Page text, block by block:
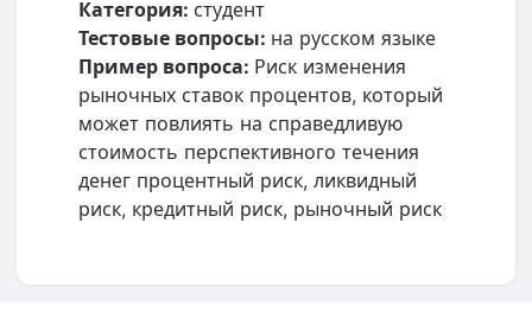
Категория: студент
Тестовые вопросы: на русском языке
Пример вопроса: Риск изменения
рыночных ставок процентов, который
может повлиять на справедливую
стоимость перспективного течения
денег процентный риск, ликвидный
риск, кредитный риск, рыночный риск